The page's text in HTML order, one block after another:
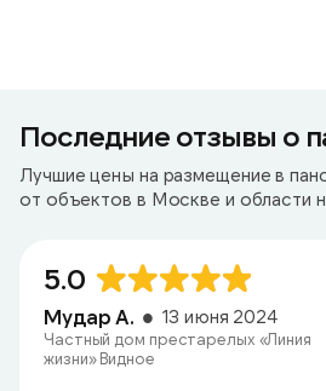
Последние отзывы о
Лучшие цены на размещение в
от объектов в Москве и области
5.0
Мудар А. 13 июня 2024
Частный дом престарелых «Линия
жизни» Видное